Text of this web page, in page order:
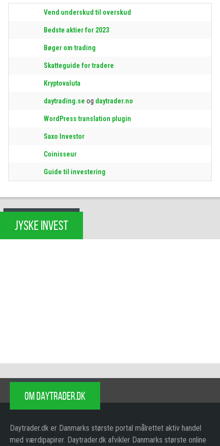
Vend underskud til overskud
Bedste aktier for 2023
Bøger om trading
Skatteguide for tradere
Kryptovaluta
daytrading.se og daytrader.no
WordPress translation plugin
Saxo Investor
Coinisseur
Guide til investering
JYSKE INVEST
OM DAYTRADER.DK
Daytrader.dk er Danmarks største portal målrettet aktiv handel
med værdipapirer. Daytrader.dk afvikler Danmarks største online